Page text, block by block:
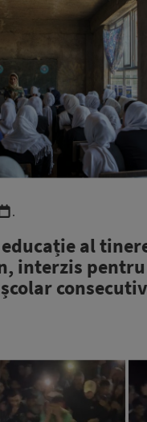
.
educație al
interzis